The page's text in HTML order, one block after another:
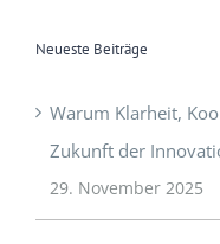
Warum Klarheit,
Zukunft der
29. November 2025